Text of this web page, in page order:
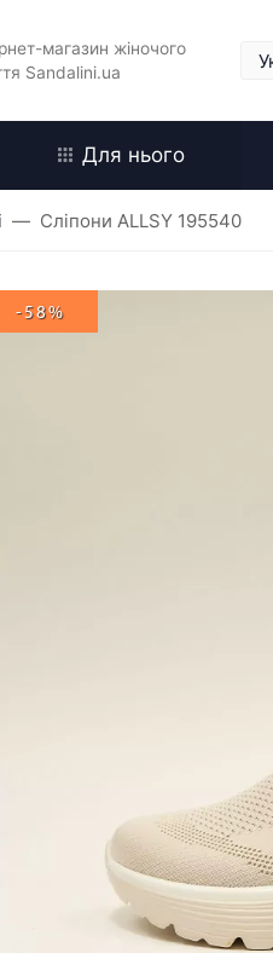
магазин жіночого
Sandalini.ua
Для нього
Сліпони ALLSY 195540
-58%